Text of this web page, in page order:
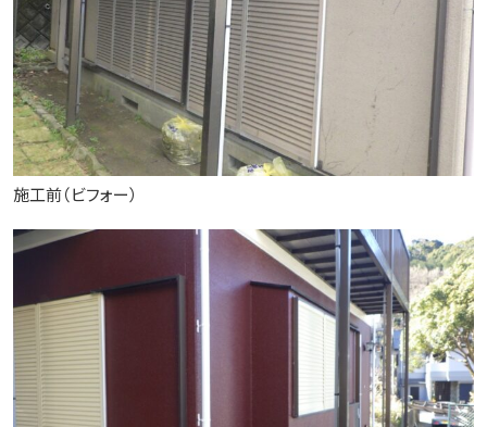
施工前（ビフォー）